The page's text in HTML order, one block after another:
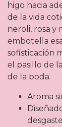
higo hacia
de la vida
neroli, rosa y
embotella
sofisticación
el pasillo de
de la boda.
Aroma